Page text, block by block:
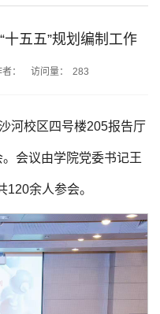
五五”规划编制工作
： 访问量： 283
河校区四号楼205报告厅
会议由学院党委书记王
余人参会。